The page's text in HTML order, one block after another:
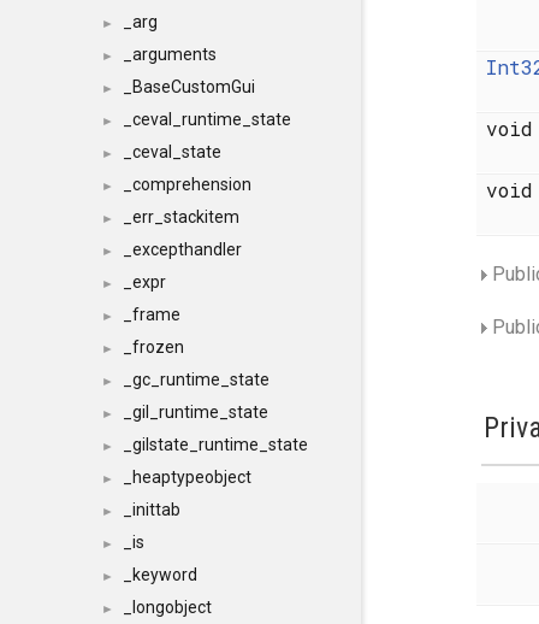
► _arg
► _arguments
► _BaseCustomGui
► _ceval_runtime_state
► _ceval_state
► _comprehension
► _err_stackitem
► _excepthandler
► _expr
► _frame
► _frozen
► _gc_runtime_state
► _gil_runtime_state
► _gilstate_runtime_state
► _heaptypeobject
► _inittab
► _is
► _keyword
► _longobject